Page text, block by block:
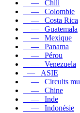
— Chili
— Colombie
— Costa Rica
— Guatemala
— Mexique
— Panama
— Pérou
— Venezuela
— ASIE
— Circuits
— Chine
— Inde
— Indonésie